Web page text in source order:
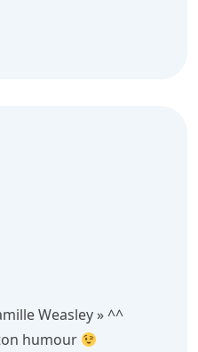
Weasley » ^^
humour